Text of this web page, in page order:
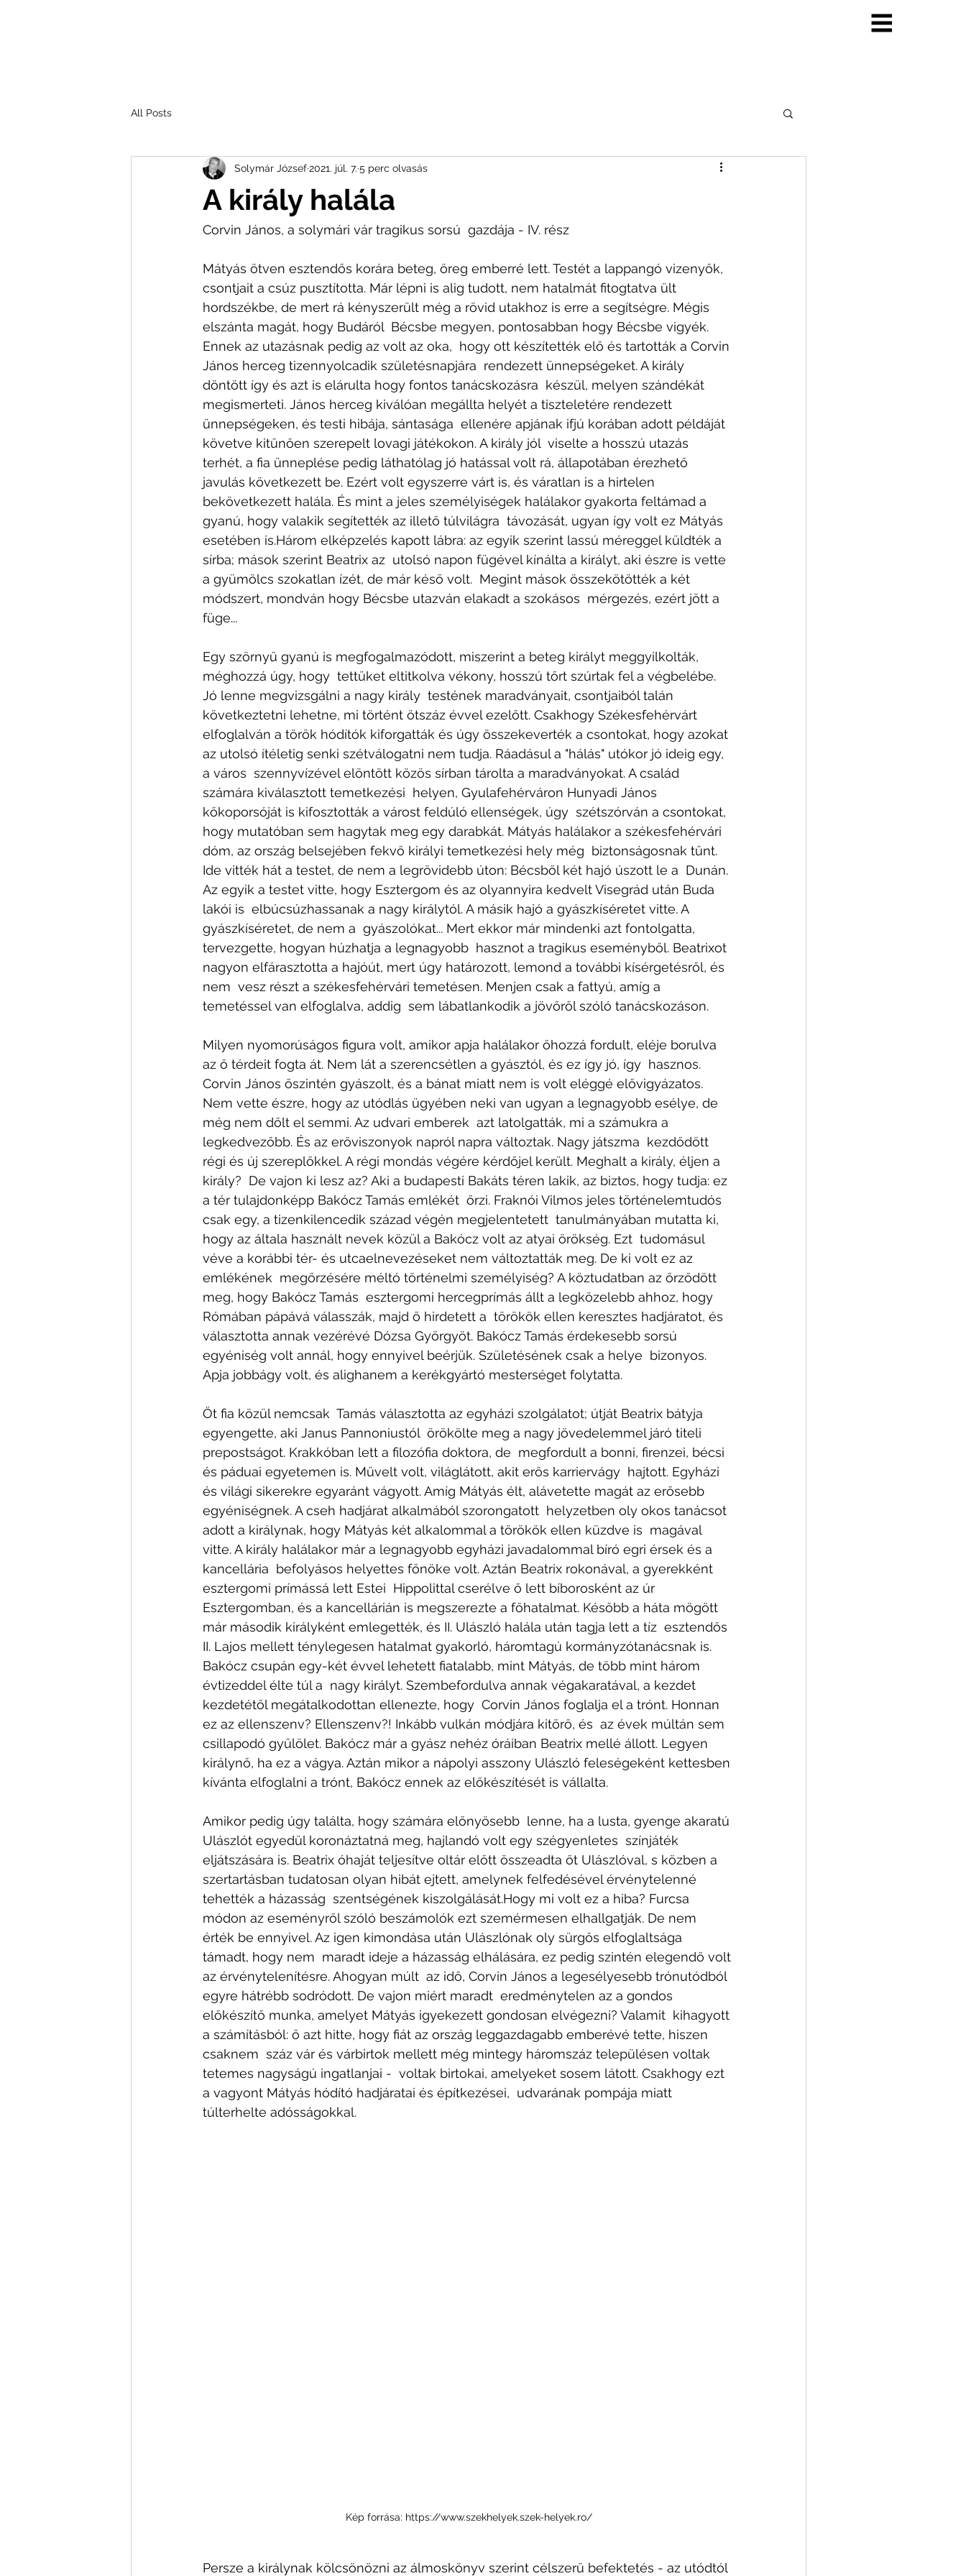
All Posts
A király halála
Solymár József2021. júl. 7. 5 perc olvasás
Corvin János, a solymári vár tragikus sorsú  gazdája - IV. rész
Mátyás ötven esztendős korára beteg, öreg emberré lett. Testét a lappangó vizenyők,
csontjait a csúz pusztította. Már lépni is alig tudott, nem hatalmát fitogtatva ült
hordszékbe, de mert rá kényszerült még a rövid utakhoz is erre a segítségre. Mégis
elszánta magát, hogy Budáról  Bécsbe megyen, pontosabban hogy Bécsbe vigyék.
Ennek az utazásnak pedig az volt az oka,  hogy ott készítették elő és tartották a Corvin
János herceg tizennyolcadik születésnapjára  rendezett ünnepségeket. A király
döntött így és azt is elárulta hogy fontos tanácskozásra  készül, melyen szándékát
megismerteti. János herceg kiválóan megállta helyét a tiszteletére rendezett
ünnepségeken, és testi hibája, sántasága  ellenére apjának ifjú korában adott példáját
követve kitűnően szerepelt lovagi játékokon. A király jól  viselte a hosszú utazás
terhét, a fia ünneplése pedig láthatólag jó hatással volt rá, állapotában érezhető
javulás következett be. Ezért volt egyszerre várt is, és váratlan is a hirtelen
bekövetkezett halála. És mint a jeles személyiségek halálakor gyakorta feltámad a
gyanú, hogy valakik segítették az illető túlvilágra  távozását, ugyan így volt ez Mátyás
esetében is.Három elképzelés kapott lábra: az egyik szerint lassú méreggel küldték a
sírba; mások szerint Beatrix az  utolsó napon fügével kínálta a királyt, aki észre is vette
a gyümölcs szokatlan ízét, de már késő volt.  Megint mások összekötötték a két
módszert, mondván hogy Bécsbe utazván elakadt a szokásos  mérgezés, ezért jött a
füge...
Egy szörnyű gyanú is megfogalmazódott, miszerint a beteg királyt meggyilkolták,
méghozzá úgy, hogy  tettüket eltitkolva vékony, hosszú tőrt szúrtak fel a végbelébe.
Jó lenne megvizsgálni a nagy király  testének maradványait, csontjaiból talán
következtetni lehetne, mi történt ötszáz évvel ezelőtt. Csakhogy Székesfehérvárt
elfoglalván a török hódítók kiforgatták és úgy összekeverték a csontokat, hogy azokat
az utolsó ítéletig senki szétválogatni nem tudja. Ráadásul a "hálás" utókor jó ideig egy,
a város  szennyvízével elöntött közös sírban tárolta a maradványokat. A család
számára kiválasztott temetkezési  helyen, Gyulafehérváron Hunyadi János
kőkoporsóját is kifosztották a várost feldúló ellenségek, úgy  szétszórván a csontokat,
hogy mutatóban sem hagytak meg egy darabkát. Mátyás halálakor a székesfehérvári
dóm, az ország belsejében fekvő királyi temetkezési hely még  biztonságosnak tűnt.
Ide vitték hát a testet, de nem a legrövidebb úton: Bécsből két hajó úszott le a  Dunán.
Az egyik a testet vitte, hogy Esztergom és az olyannyira kedvelt Visegrád után Buda
lakói is  elbúcsúzhassanak a nagy királytól. A másik hajó a gyászkíséretet vitte. A
gyászkíséretet, de nem a  gyászolókat... Mert ekkor már mindenki azt fontolgatta,
tervezgette, hogyan húzhatja a legnagyobb  hasznot a tragikus eseményből. Beatrixot
nagyon elfárasztotta a hajóút, mert úgy határozott, lemond a további kísérgetésről, és
nem  vesz részt a székesfehérvári temetésen. Menjen csak a fattyú, amíg a
temetéssel van elfoglalva, addig  sem lábatlankodik a jövőről szóló tanácskozáson.
Milyen nyomorúságos figura volt, amikor apja halálakor őhozzá fordult, eléje borulva
az ő térdeit fogta át. Nem lát a szerencsétlen a gyásztól, és ez így jó, így  hasznos.
Corvin János őszintén gyászolt, és a bánat miatt nem is volt eléggé elővigyázatos.
Nem vette észre, hogy az utódlás ügyében neki van ugyan a legnagyobb esélye, de
még nem dőlt el semmi. Az udvari emberek  azt latolgatták, mi a számukra a
legkedvezőbb. És az erőviszonyok napról napra változtak. Nagy játszma  kezdődött
régi és új szereplőkkel. A régi mondás végére kérdőjel került. Meghalt a király, éljen a
király?  De vajon ki lesz az? Aki a budapesti Bakáts téren lakik, az biztos, hogy tudja: ez
a tér tulajdonképp Bakócz Tamás emlékét  őrzi. Fraknói Vilmos jeles történelemtudós
csak egy, a tizenkilencedik század végén megjelentetett  tanulmányában mutatta ki,
hogy az általa használt nevek közül a Bakócz volt az atyai örökség. Ezt  tudomásul
véve a korábbi tér- és utcaelnevezéseket nem változtatták meg. De ki volt ez az
emlékének  megőrzésére méltó történelmi személyiség? A köztudatban az őrződött
meg, hogy Bakócz Tamás  esztergomi hercegprímás állt a legközelebb ahhoz, hogy
Rómában pápává válasszák, majd ő hirdetett a  törökök ellen keresztes hadjáratot, és
választotta annak vezérévé Dózsa Györgyöt. Bakócz Tamás érdekesebb sorsú
egyéniség volt annál, hogy ennyivel beérjük. Születésének csak a helye  bizonyos.
Apja jobbágy volt, és alighanem a kerékgyártó mesterséget folytatta.
Öt fia közül nemcsak  Tamás választotta az egyházi szolgálatot; útját Beatrix bátyja
egyengette, aki Janus Pannoniustól  örökölte meg a nagy jövedelemmel járó titeli
prepostságot. Krakkóban lett a filozófia doktora, de  megfordult a bonni, firenzei, bécsi
és páduai egyetemen is. Művelt volt, világlátott, akit erős karriervágy  hajtott. Egyházi
és világi sikerekre egyaránt vágyott. Amíg Mátyás élt, alávetette magát az erősebb
egyéniségnek. A cseh hadjárat alkalmából szorongatott  helyzetben oly okos tanácsot
adott a királynak, hogy Mátyás két alkalommal a törökök ellen küzdve is  magával
vitte. A király halálakor már a legnagyobb egyházi javadalommal bíró egri érsek és a
kancellária  befolyásos helyettes főnöke volt. Aztán Beatrix rokonával, a gyerekként
esztergomi prímássá lett Estei  Hippolittal cserélve ő lett bíborosként az úr
Esztergomban, és a kancellárián is megszerezte a főhatalmat. Később a háta mögött
már második királyként emlegették, és II. Ulászló halála után tagja lett a tíz  esztendős
II. Lajos mellett ténylegesen hatalmat gyakorló, háromtagú kormányzótanácsnak is.
Bakócz csupán egy-két évvel lehetett fiatalabb, mint Mátyás, de több mint három
évtizeddel élte túl a  nagy királyt. Szembefordulva annak végakaratával, a kezdet
kezdetétől megátalkodottan ellenezte, hogy  Corvin János foglalja el a trónt. Honnan
ez az ellenszenv? Ellenszenv?! Inkább vulkán módjára kitörő, és  az évek múltán sem
csillapodó gyűlölet. Bakócz már a gyász nehéz óráiban Beatrix mellé állott. Legyen
királynő, ha ez a vágya. Aztán mikor a nápolyi asszony Ulászló feleségeként kettesben
kívánta elfoglalni a trónt, Bakócz ennek az előkészítését is vállalta.
Amikor pedig úgy találta, hogy számára előnyösebb  lenne, ha a lusta, gyenge akaratú
Ulászlót egyedül koronáztatná meg, hajlandó volt egy szégyenletes  színjáték
eljátszására is. Beatrix óhaját teljesítve oltár előtt összeadta őt Ulászlóval, s közben a
szertartásban tudatosan olyan hibát ejtett, amelynek felfedésével érvénytelenné
tehették a házasság  szentségének kiszolgálását.Hogy mi volt ez a hiba? Furcsa
módon az eseményről szóló beszámolók ezt szemérmesen elhallgatják. De nem
érték be ennyivel. Az igen kimondása után Ulászlónak oly sürgős elfoglaltsága
támadt, hogy nem  maradt ideje a házasság elhálására, ez pedig szintén elegendő volt
az érvénytelenítésre. Ahogyan múlt  az idő, Corvin János a legesélyesebb trónutódból
egyre hátrébb sodródott. De vajon miért maradt  eredménytelen az a gondos
előkészítő munka, amelyet Mátyás igyekezett gondosan elvégezni? Valamit  kihagyott
a számításból: ő azt hitte, hogy fiát az ország leggazdagabb emberévé tette, hiszen
csaknem  száz vár és várbirtok mellett még mintegy háromszáz településen voltak
tetemes nagyságú ingatlanjai -  voltak birtokai, amelyeket sosem látott. Csakhogy ezt
a vagyont Mátyás hódító hadjáratai és építkezései,  udvarának pompája miatt
túlterhelte adósságokkal.
Kép forrása: https://www.szekhelyek.szek-helyek.ro/
Persze a királynak kölcsönözni az álmoskönyv szerint célszerű befektetés - az utódtól